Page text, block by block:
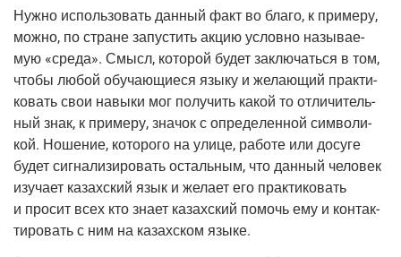
Нуж­но исполь­зо­вать дан­ный факт во бла­го, к при­ме­ру,
мож­но, по стране запу­стить акцию услов­но назы­ва­е­
мую «сре­да». Смысл, кото­рой будет заклю­чать­ся в том,
что­бы любой обу­ча­ю­щи­е­ся язы­ку и жела­ю­щий прак­ти­
ко­вать свои навы­ки мог полу­чить какой то отли­чи­тель­
ный знак, к при­ме­ру, зна­чок с опре­де­лен­ной сим­во­ли­
кой. Ноше­ние, кото­ро­го на ули­це, рабо­те или досу­ге
будет сиг­на­ли­зи­ро­вать осталь­ным, что дан­ный чело­век
изу­ча­ет казах­ский язык и жела­ет его прак­ти­ко­вать
и про­сит всех кто зна­ет казах­ский помочь ему и кон­так­
ти­ро­вать с ним на казах­ском языке.